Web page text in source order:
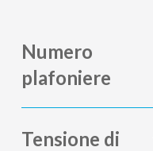
Numero
plafoniere
Tensione di